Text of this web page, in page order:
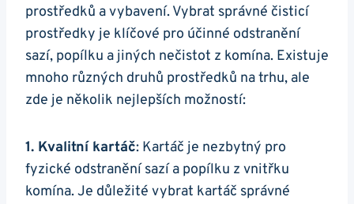
prostředků a vybavení. Vybrat správné čisticí
prostředky je klíčové pro účinné odstranění
sazí, popílku a jiných nečistot z komína. Existuje
mnoho různých druhů prostředků na trhu, ale
zde je několik nejlepších možností:
1. Kvalitní kartáč: Kartáč je nezbytný pro
fyzické odstranění sazí a popílku z vnitřku
komína. Je důležité vybrat kartáč správné